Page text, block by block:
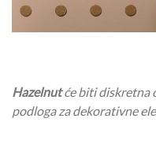
Hazelnutće biti diskretna
podloga za dekorativne